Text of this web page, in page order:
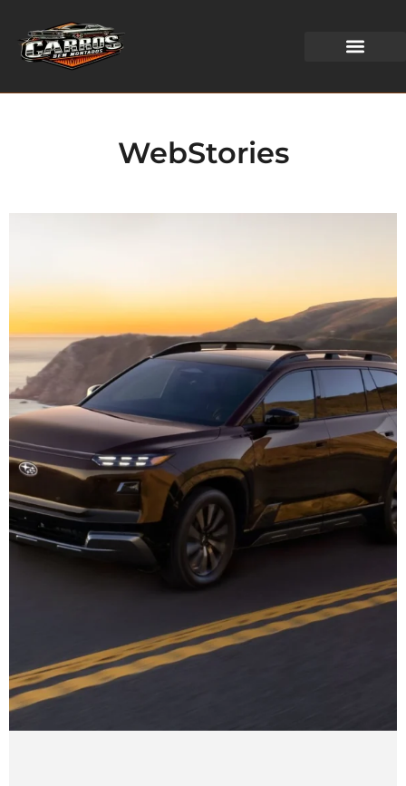
WebStories